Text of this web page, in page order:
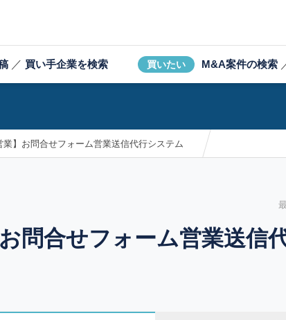
／ 買い手企業を検索 買いたい M&A案件の検索
業】お問合せフォーム営業送信代行システム
問合せフォーム営業送信